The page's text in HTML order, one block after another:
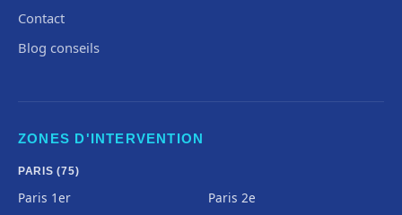
Contact
Blog conseils
ZONES D'INTERVENTION
PARIS (75)
Paris 1er
Paris 2e